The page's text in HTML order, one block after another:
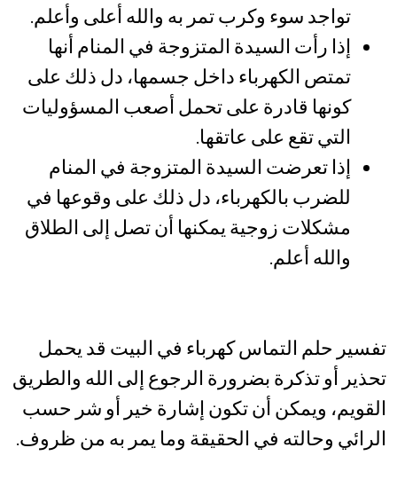
تواجد سوء وكرب تمر به والله أعلى وأعلم.
إذا رأت السيدة المتزوجة في المنام أنها
تمتص الكهرباء داخل جسمها، دل ذلك على
كونها قادرة على تحمل أصعب المسؤوليات
التي تقع على عاتقها.
إذا تعرضت السيدة المتزوجة في المنام
للضرب بالكهرباء، دل ذلك على وقوعها في
مشكلات زوجية يمكنها أن تصل إلى الطلاق
والله أعلم.
تفسير حلم التماس كهرباء في البيت قد يحمل
تحذير أو تذكرة بضرورة الرجوع إلى الله والطريق
القويم، ويمكن أن تكون إشارة خير أو شر حسب
الرائي وحالته في الحقيقة وما يمر به من ظروف.